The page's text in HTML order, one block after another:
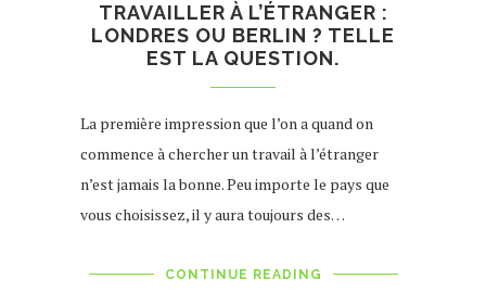
TRAVAILLER À L’ÉTRANGER :
LONDRES OU BERLIN ? TELLE
EST LA QUESTION.
La première impression que l’on a quand on
commence à chercher un travail à l’étranger
n’est jamais la bonne. Peu importe le pays que
vous choisissez, il y aura toujours des…
CONTINUE READING